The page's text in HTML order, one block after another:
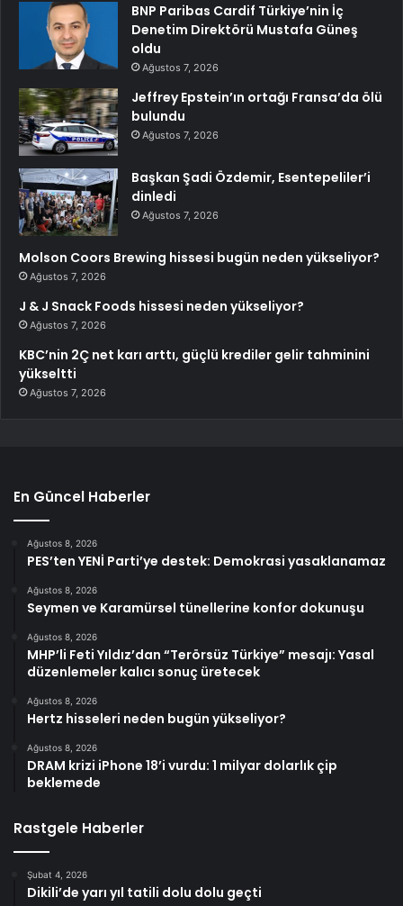
BNP Paribas Cardif Türkiye’nin İç
Denetim Direktörü Mustafa Güneş
oldu
Ağustos 7, 2026
Jeffrey Epstein’ın ortağı Fransa’da ölü
bulundu
Ağustos 7, 2026
Başkan Şadi Özdemir, Esentepeliler’i
dinledi
Ağustos 7, 2026
Molson Coors Brewing hissesi bugün neden yükseliyor?
Ağustos 7, 2026
J & J Snack Foods hissesi neden yükseliyor?
Ağustos 7, 2026
KBC’nin 2Ç net karı arttı, güçlü krediler gelir tahminini
yükseltti
Ağustos 7, 2026
En Güncel Haberler
Ağustos 8, 2026
PES’ten YENİ Parti’ye destek: Demokrasi yasaklanamaz
Ağustos 8, 2026
Seymen ve Karamürsel tünellerine konfor dokunuşu
Ağustos 8, 2026
MHP’li Feti Yıldız’dan “Terörsüz Türkiye” mesajı: Yasal
düzenlemeler kalıcı sonuç üretecek
Ağustos 8, 2026
Hertz hisseleri neden bugün yükseliyor?
Ağustos 8, 2026
DRAM krizi iPhone 18’i vurdu: 1 milyar dolarlık çip
beklemede
Rastgele Haberler
Şubat 4, 2026
Dikili’de yarı yıl tatili dolu dolu geçti